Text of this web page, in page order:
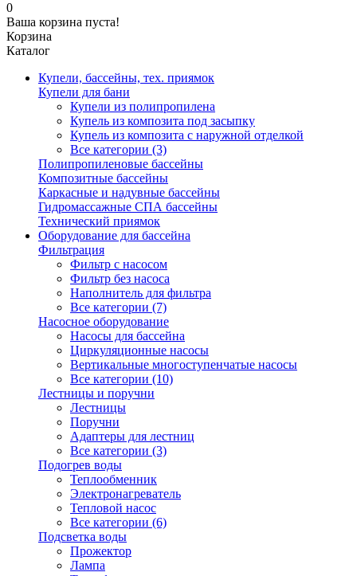
0
Ваша корзина пуста!
Корзина
Каталог
Купели, бассейны, тех. приямок
Купели для бани
Купели из полипропилена
Купель из композита под засыпку
Купель из композита с наружной отделкой
Все категории (3)
Полипропиленовые бассейны
Композитные бассейны
Каркасные и надувные бассейны
Гидромассажные СПА бассейны
Технический приямок
Оборудование для бассейна
Фильтрация
Фильтр с насосом
Фильтр без насоса
Наполнитель для фильтра
Все категории (7)
Насосное оборудование
Насосы для бассейна
Циркуляционные насосы
Вертикальные многоступенчатые насосы
Все категории (10)
Лестницы и поручни
Лестницы
Поручни
Адаптеры для лестниц
Все категории (3)
Подогрев воды
Теплообменник
Электронагреватель
Тепловой насос
Все категории (6)
Подсветка воды
Прожектор
Лампа